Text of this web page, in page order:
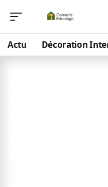
Actu Décoration